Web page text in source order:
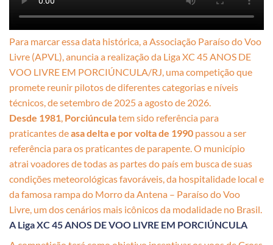
Para marcar essa data histórica, a Associação Paraíso do Voo
Livre (APVL), anuncia a realização da Liga XC 45 ANOS DE
VOO LIVRE EM PORCIÚNCULA/RJ, uma competição que
promete reunir pilotos de diferentes categorias e níveis
técnicos, de setembro de 2025 a agosto de 2026.
Desde 1981, Porciúnculatem sido referência para
praticantes deasa delta e por volta de 1990 passou a ser
referência para os praticantes de parapente. O município
atrai voadores de todas as partes do país em busca de suas
condições meteorológicas favoráveis, da hospitalidade local e
da famosa rampa do Morro da Antena – Paraíso do Voo
Livre, um dos cenários mais icônicos da modalidade no Brasil.
A Liga XC 45 ANOS DE VOO LIVRE EM PORCIÚNCULA